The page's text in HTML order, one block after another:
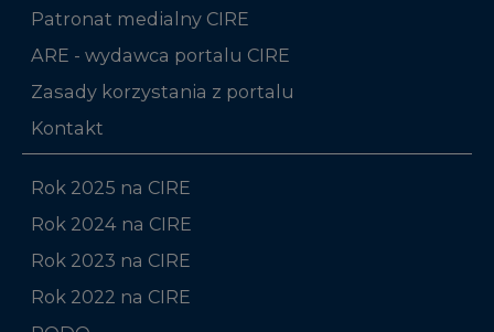
Rok 2025 na CIRE
Rok 2024 na CIRE